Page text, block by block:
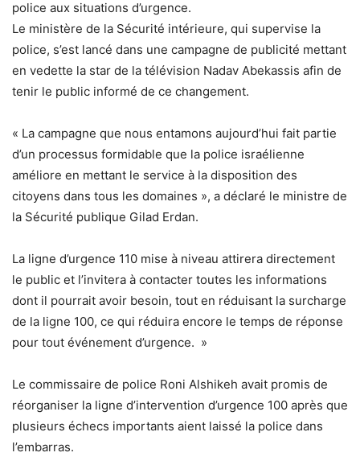
police aux situations d’urgence.
Le ministère de la Sécurité intérieure, qui supervise la
police, s’est lancé dans une campagne de publicité mettant
en vedette la star de la télévision Nadav Abekassis afin de
tenir le public informé de ce changement.
« La campagne que nous entamons aujourd’hui fait partie
d’un processus formidable que la police israélienne
améliore en mettant le service à la disposition des
citoyens dans tous les domaines », a déclaré le ministre de
la Sécurité publique Gilad Erdan.
La ligne d’urgence 110 mise à niveau attirera directement
le public et l’invitera à contacter toutes les informations
dont il pourrait avoir besoin, tout en réduisant la surcharge
de la ligne 100, ce qui réduira encore le temps de réponse
pour tout événement d’urgence. »
Le commissaire de police Roni Alshikeh avait promis de
réorganiser la ligne d’intervention d’urgence 100 après que
plusieurs échecs importants aient laissé la police dans
l’embarras.